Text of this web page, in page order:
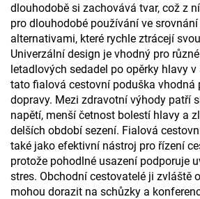
dlouhodobě si zachovává tvar, což z
pro dlouhodobé používání ve
alternativami, které rychle ztrácejí
Univerzální design je vhodný pro
letadlových sedadel po opěrky hlavy v
tato fialová cestovní poduška vhodná
dopravy. Mezi zdravotní výhody patří
napětí, menší četnost bolestí hlavy a
delších období sezení. Fialová
také jako efektivní nástroj pro řízení
protože pohodlné usazení podporuje
stres. Obchodní cestovatelé ji zvláště
mohou dorazit na schůzky a